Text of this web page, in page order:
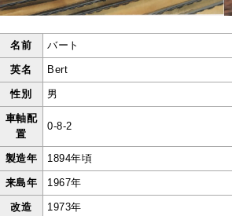
名前 バート
英名 Bert
性別 男
車軸配
置
0-8-2
製造年 1894年頃
来島年 1967年
改造 1973年